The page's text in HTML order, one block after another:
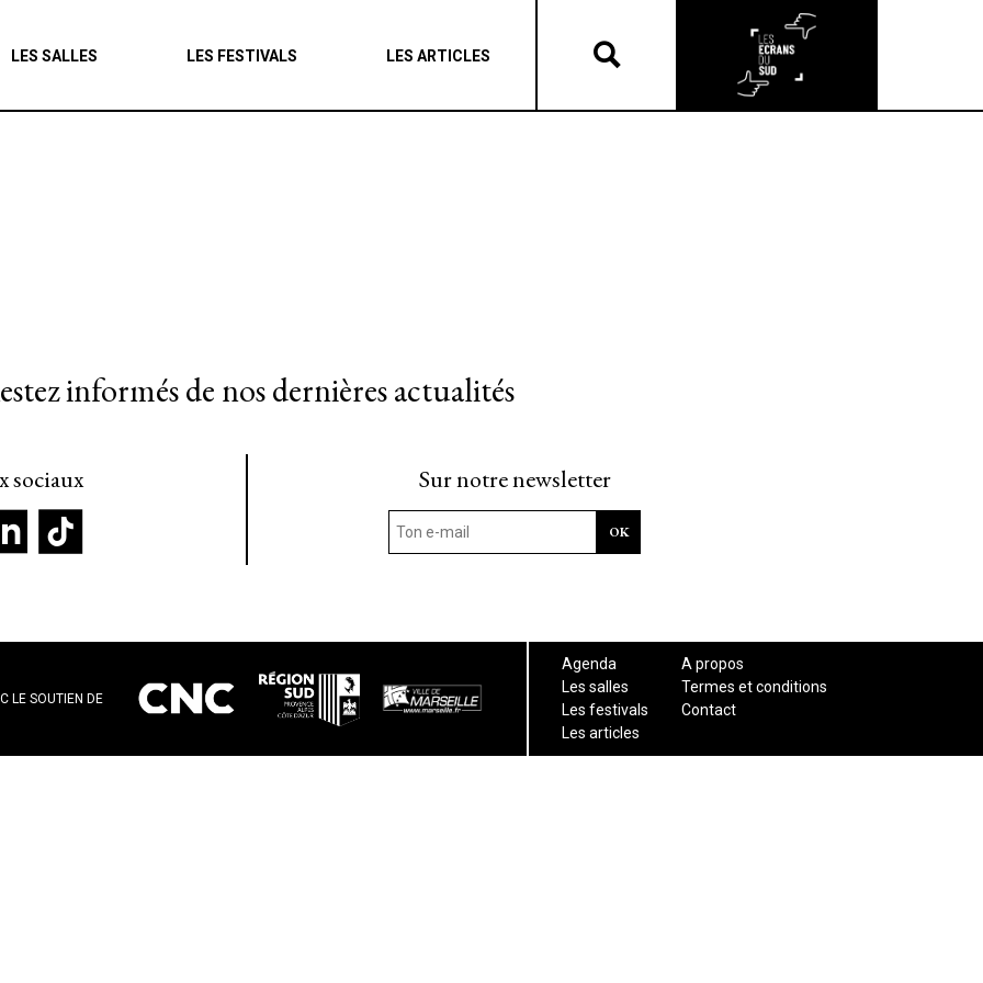
LES SALLES LES FESTIVALS LES ARTICLES
informés de nos dernières actualités
sociaux Sur notre newsletter
LE SOUTIEN DE
Agenda
Les salles
Les festivals
Les articles
A propos
Termes et conditions
Contact